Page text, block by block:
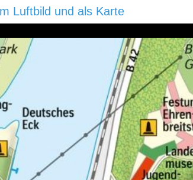
Luftbild und als Karte